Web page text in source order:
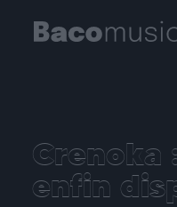
Crenoka
enfin